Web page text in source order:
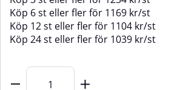
Köp 6 st eller fler för 1169 kr/st
Köp 12 st eller fler för 1104 kr/st
Köp 24 st eller fler för 1039 kr/st